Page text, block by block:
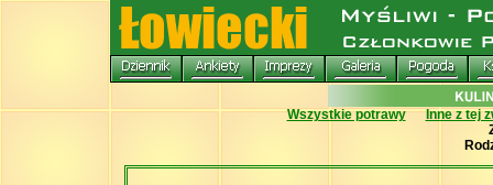
Wszystkie potrawy
Inne z tej